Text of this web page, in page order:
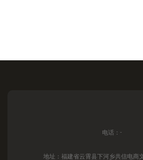
电话：-
地址：福建省云霄县下河乡共信电商